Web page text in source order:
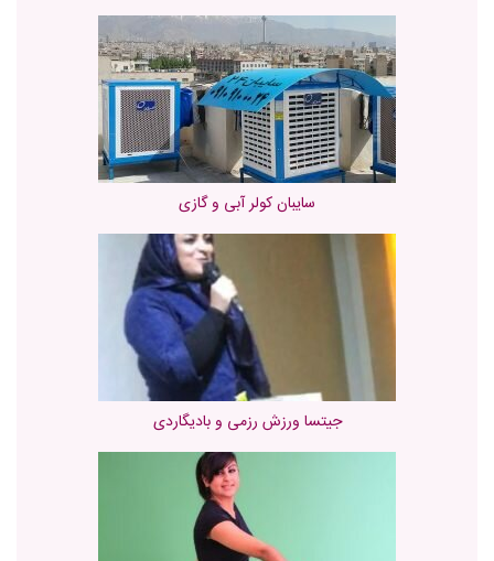
سایبان کولر آبی و گازی
جیتسا ورزش رزمی و بادیگاردی